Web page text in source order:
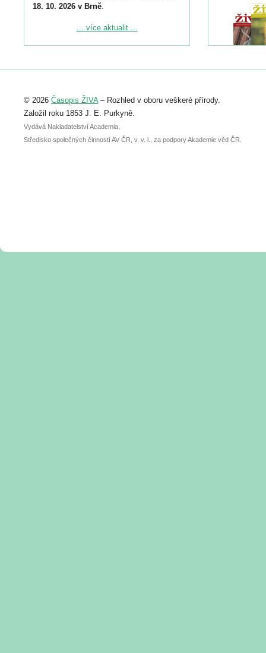
18. 10. 2026 v Brně.
Podrobnější informace ke konferenci
Registrovat se můžete do 6. září.
abstraktu přihlášené přednášky nebo
posteru je už 30. června.
... více aktualit ...
© 2026 Časopis ŽIVA– Rozhled v oboru veškeré přírody.
Založil roku 1853 J. E. Purkyně.
Vydává Nakladatelství Academia,
Středisko společných činností AV ČR, v. v. i., za podpory Akademie věd ČR.